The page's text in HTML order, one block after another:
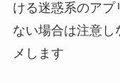
ける迷惑系のアプ
ない場合は注意し
メします